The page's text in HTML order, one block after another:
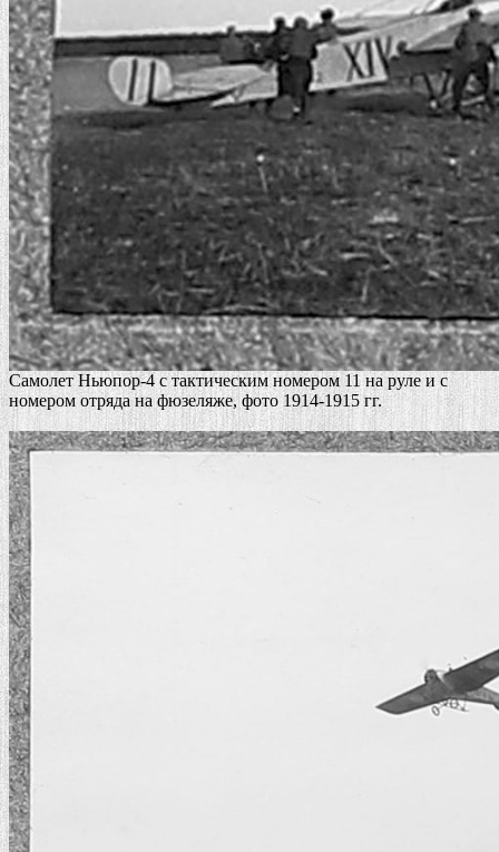
Самолет Ньюпор-4 с тактическим номером 11 на руле и с
номером отряда на фюзеляже, фото 1914-1915 гг.